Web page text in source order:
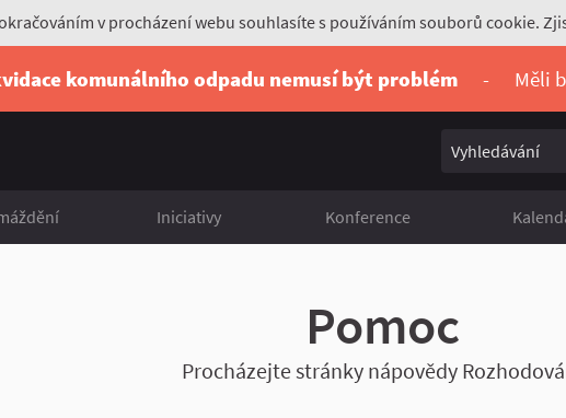
v procházení webu souhlasíte s používáním souborů cookie.
komunálního odpadu nemusí být problém - Měli
Vyhledávání
Iniciativy Konference
Pomoc
Procházejte stránky nápovědy